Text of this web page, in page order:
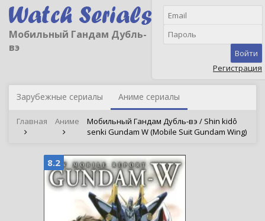
Мобильный Гандам Дубль-
вэ
Войти
Регистрация
Зарубежные сериалы Аниме сериалы
Главная Аниме
Мобильный Гандам Дубль-вэ / Shin kidô
senki Gundam W (Mobile Suit Gundam Wing)
8.2